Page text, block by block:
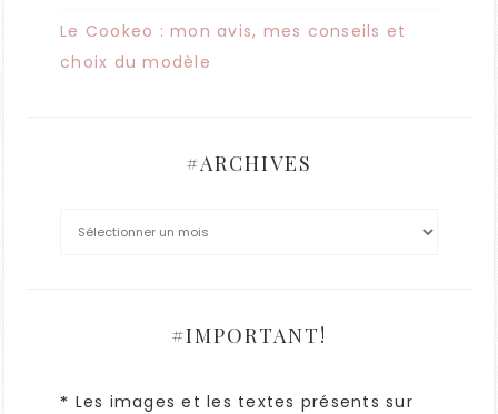
Le Cookeo : mon avis, mes conseils et
choix du modèle
#ARCHIVES
#IMPORTANT!
* Les images et les textes présents sur